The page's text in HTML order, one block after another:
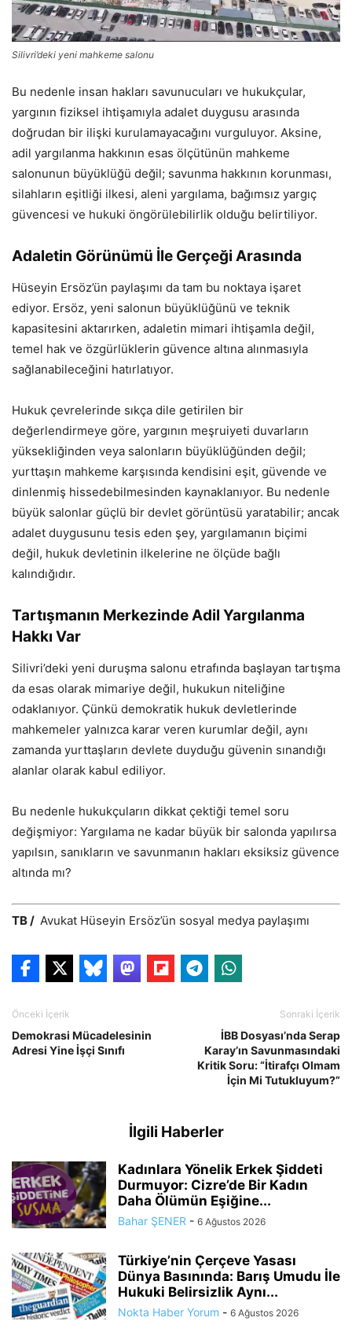
Silivri’deki yeni mahkeme salonu
Bu nedenle insan hakları savunucuları ve hukukçular,
yargının fiziksel ihtişamıyla adalet duygusu arasında
doğrudan bir ilişki kurulamayacağını vurguluyor. Aksine,
adil yargılanma hakkının esas ölçütünün mahkeme
salonunun büyüklüğü değil; savunma hakkının korunması,
silahların eşitliği ilkesi, aleni yargılama, bağımsız yargıç
güvencesi ve hukuki öngörülebilirlik olduğu belirtiliyor.
Adaletin Görünümü İle Gerçeği Arasında
Hüseyin Ersöz’ün paylaşımı da tam bu noktaya işaret
ediyor. Ersöz, yeni salonun büyüklüğünü ve teknik
kapasitesini aktarırken, adaletin mimari ihtişamla değil,
temel hak ve özgürlüklerin güvence altına alınmasıyla
sağlanabileceğini hatırlatıyor.
Hukuk çevrelerinde sıkça dile getirilen bir
değerlendirmeye göre, yargının meşruiyeti duvarların
yüksekliğinden veya salonların büyüklüğünden değil;
yurttaşın mahkeme karşısında kendisini eşit, güvende ve
dinlenmiş hissedebilmesinden kaynaklanıyor. Bu nedenle
büyük salonlar güçlü bir devlet görüntüsü yaratabilir; ancak
adalet duygusunu tesis eden şey, yargılamanın biçimi
değil, hukuk devletinin ilkelerine ne ölçüde bağlı
kalındığıdır.
Tartışmanın Merkezinde Adil Yargılanma
Hakkı Var
Silivri’deki yeni duruşma salonu etrafında başlayan tartışma
da esas olarak mimariye değil, hukukun niteliğine
odaklanıyor. Çünkü demokratik hukuk devletlerinde
mahkemeler yalnızca karar veren kurumlar değil, aynı
zamanda yurttaşların devlete duyduğu güvenin sınandığı
alanlar olarak kabul ediliyor.
Bu nedenle hukukçuların dikkat çektiği temel soru
değişmiyor: Yargılama ne kadar büyük bir salonda yapılırsa
yapılsın, sanıkların ve savunmanın hakları eksiksiz güvence
altında mı?
TB / Avukat Hüseyin Ersöz’ün sosyal medya paylaşımı
Önceki İçerik
Demokrasi Mücadelesinin
Adresi Yine İşçi Sınıfı
Sonraki İçerik
İBB Dosyası’nda Serap
Karay’ın Savunmasındaki
Kritik Soru: “İtirafçı Olmam
İçin Mi Tutukluyum?”
İlgili Haberler
Kadınlara Yönelik Erkek Şiddeti
Durmuyor: Cizre’de Bir Kadın
Daha Ölümün Eşiğine...
Bahar ŞENER - 6 Ağustos 2026
Türkiye’nin Çerçeve Yasası
Dünya Basınında: Barış Umudu İle
Hukuki Belirsizlik Aynı...
Nokta Haber Yorum - 6 Ağustos 2026